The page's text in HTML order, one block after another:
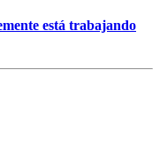
está trabajando